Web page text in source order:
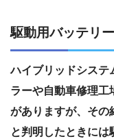
駆動用バッテリ
ハイブリッドシステ
ラーや自動車修理工
がありますが、その
と判明したときには